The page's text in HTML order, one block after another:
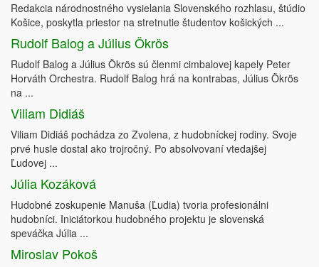
Redakcia národnostného vysielania Slovenského rozhlasu, štúdio
Košice, poskytla priestor na stretnutie študentov košických ...
Rudolf Balog a Július Ökrös
Rudolf Balog a Július Ökrös sú členmi cimbalovej kapely Peter
Horváth Orchestra. Rudolf Balog hrá na kontrabas, Július Ökrös
na ...
Viliam Didiáš
Viliam Didiáš pochádza zo Zvolena, z hudobníckej rodiny. Svoje
prvé husle dostal ako trojročný. Po absolvovaní vtedajšej
Ľudovej ...
Júlia Kozáková
Hudobné zoskupenie Manuša (Ľudia) tvoria profesionálni
hudobníci. Iniciátorkou hudobného projektu je slovenská
speváčka Júlia ...
Miroslav Pokoš